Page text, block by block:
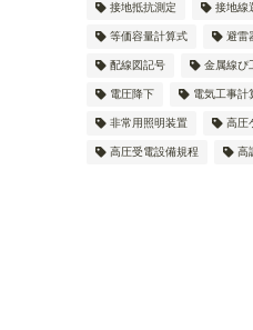
接地抵抗測定 接地線
等価容量計算式 避雷
配線図記号 金属線ぴ
電圧降下 電気工事計
非常用照明装置 高圧
高圧受電設備規程 高